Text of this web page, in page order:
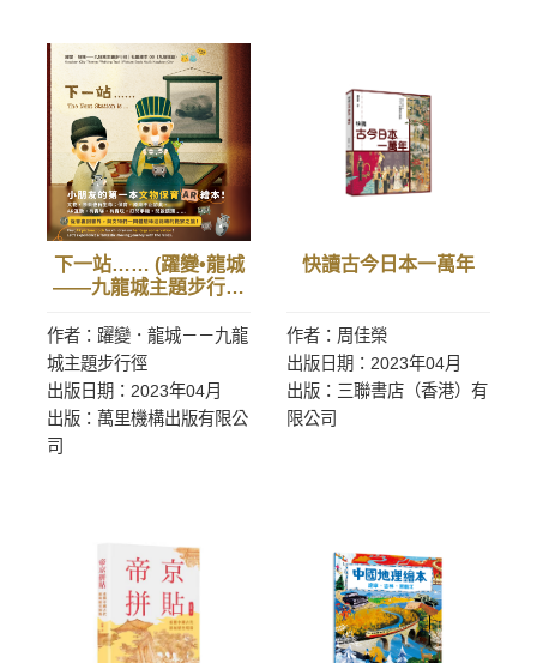
下一站…… (躍變•龍城
――九龍城主題步行徑
作者：躍變．龍城－－九龍
城主題步行徑
出版日期：2023年04月
出版：萬里機構出版有限公
司
快讀古今日本一萬年
作者：周佳榮
出版日期：2023年04月
出版：三聯書店（香港）有
限公司